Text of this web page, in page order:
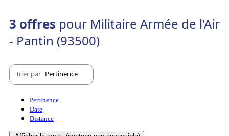
3 offres pour Militaire Armée de l'Air
- Pantin (93500)
Trier par Pertinence
Pertinence
Date
Distance